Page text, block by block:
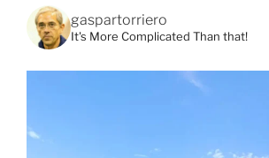
gaspartorriero
It's More Complicated Than that!